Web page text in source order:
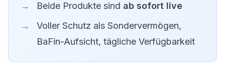
Beide Produkte sind ab sofort live
Voller Schutz als Sondervermögen,
BaFin-Aufsicht, tägliche Verfügbarkeit